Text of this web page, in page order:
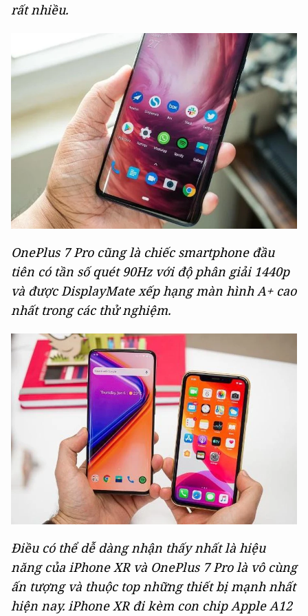
rất nhiều.
OnePlus 7 Pro cũng là chiếc smartphone đầu
tiên có tần số quét 90Hz với độ phân giải 1440p
và được DisplayMate xếp hạng màn hình A+ cao
nhất trong các thử nghiệm.
Điều có thể dễ dàng nhận thấy nhất là hiệu
năng của iPhone XR và OnePlus 7 Pro là vô cùng
ấn tượng và thuộc top những thiết bị mạnh nhất
hiện nay. iPhone XR đi kèm con chip Apple A12